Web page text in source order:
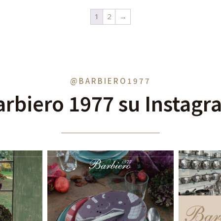
1 2 →
@BARBIERO1977
1977 su